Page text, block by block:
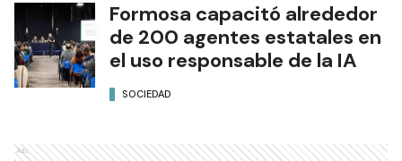
Formosa capacitó alrededor
de 200 agentes estatales en
el uso responsable de la IA
SOCIEDAD
Ads